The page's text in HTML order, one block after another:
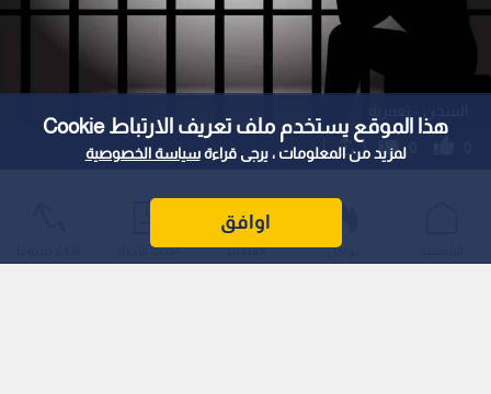
هذا الموقع يستخدم ملف تعريف الارتباط Cookie
لمزيد من المعلومات ، يرجى قراءةسياسة الخصوصية
اوافق
الجنايات الكبرى في عمان تقضي بالأشغال
المؤبدة لأب عنف ابنته ضربا حتى الموت
عواجل المباشر أحدث الأخبار